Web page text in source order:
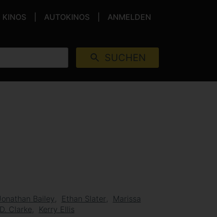
KINOS AUTOKINOS ANMELDEN
SUCHEN
Bailey Ethan Slater
Marissa
Clarke
Kerry Ellis